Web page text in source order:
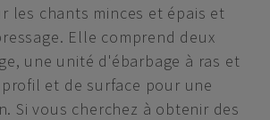
les chants minces et épais et
Elle comprend deux
une unité d'ébarbage à ras et
et de surface pour une
Si vous cherchez à obtenir des